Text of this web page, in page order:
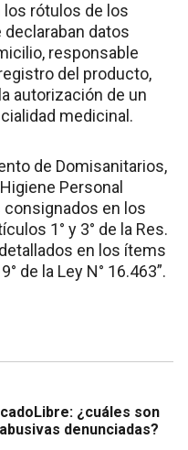
rótulos de los
datos
responsable
del producto,
autorización de un
medicinal.
de Domisanitarios,
Personal
en los
1° y 3° de la Res.
en los ítems
de la Ley N° 16.463”.
¿cuáles son
denunciadas?